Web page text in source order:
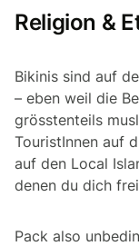
Religion &
Bikinis sind auf
– eben weil die
grösstenteils
TouristInnen auf
auf den Local
denen du dich
Pack also